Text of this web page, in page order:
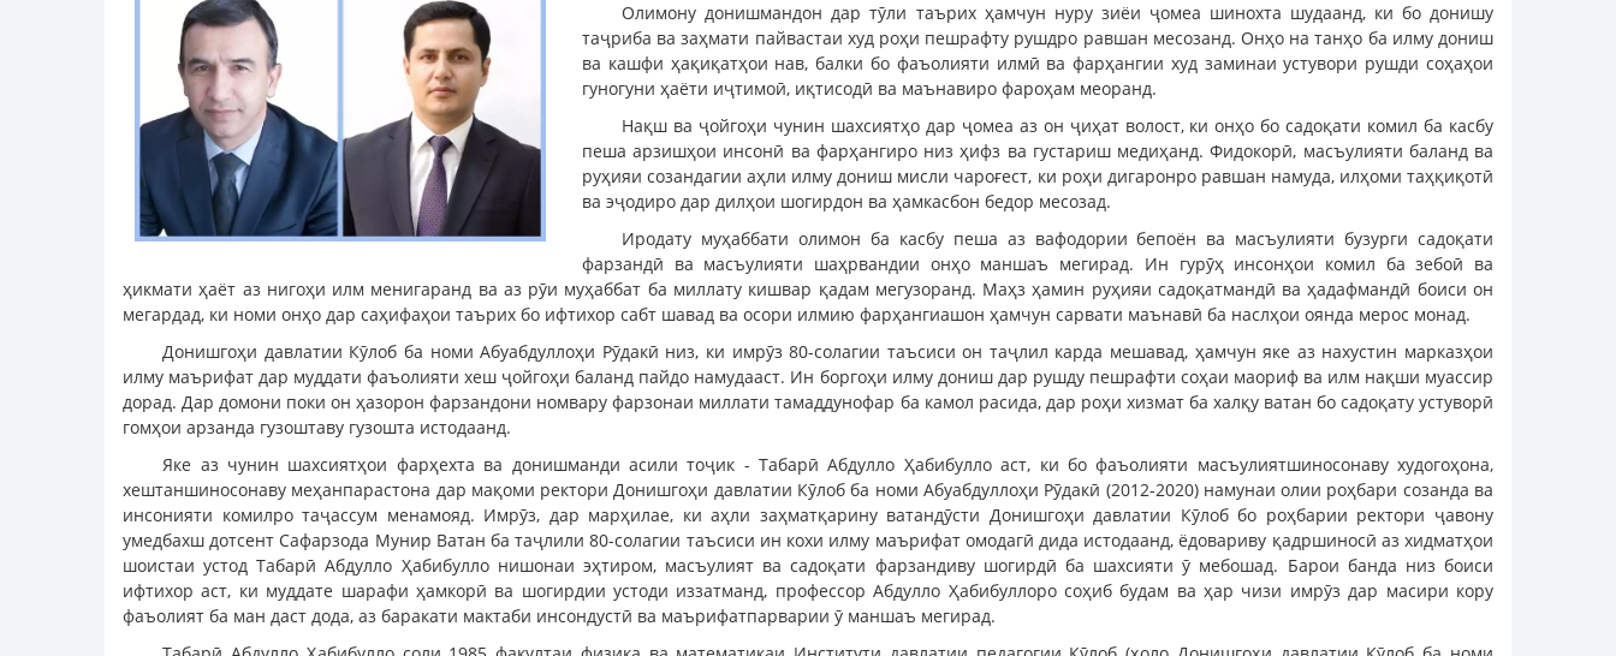
Олимону донишмандон дар тӯли таърих ҳамчун нуру зиёи ҷомеа шинохта шудаанд, ки бо донишу
таҷриба ва заҳмати пайвастаи худ роҳи пешрафту рушдро равшан месозанд. Онҳо на танҳо ба илму дониш
ва кашфи ҳақиқатҳои нав, балки бо фаъолияти илмӣ ва фарҳангии худ заминаи устувори рушди соҳаҳои
гуногуни ҳаёти иҷтимоӣ, иқтисодӣ ва маънавиро фароҳам меоранд.
Нақш ва ҷойгоҳи чунин шахсиятҳо дар ҷомеа аз он ҷиҳат волост, ки онҳо бо садоқати комил ба касбу
пеша арзишҳои инсонӣ ва фарҳангиро низ ҳифз ва густариш медиҳанд. Фидокорӣ, масъулияти баланд ва
руҳияи созандагии аҳли илму дониш мисли чароғест, ки роҳи дигаронро равшан намуда, илҳоми таҳқиқотӣ
ва эҷодиро дар дилҳои шогирдон ва ҳамкасбон бедор месозад.
Иродату муҳаббати олимон ба касбу пеша аз вафодории бепоён ва масъулияти бузурги садоқати
фарзандӣ ва масъулияти шаҳрвандии онҳо маншаъ мегирад. Ин гурӯҳ инсонҳои комил ба зебоӣ ва
ҳикмати ҳаёт аз нигоҳи илм менигаранд ва аз рӯи муҳаббат ба миллату кишвар қадам мегузоранд. Маҳз ҳамин руҳияи садоқатмандӣ ва ҳадафмандӣ боиси он
мегардад, ки номи онҳо дар саҳифаҳои таърих бо ифтихор сабт шавад ва осори илмию фарҳангиашон ҳамчун сарвати маънавӣ ба наслҳои оянда мерос монад.
Донишгоҳи давлатии Кӯлоб ба номи Абуабдуллоҳи Рӯдакӣ низ, ки имрӯз 80-солагии таъсиси он таҷлил карда мешавад, ҳамчун яке аз нахустин марказҳои
илму маърифат дар муддати фаъолияти хеш ҷойгоҳи баланд пайдо намудааст. Ин боргоҳи илму дониш дар рушду пешрафти соҳаи маориф ва илм нақши муассир
дорад. Дар домони поки он ҳазорон фарзандони номвару фарзонаи миллати тамаддунофар ба камол расида, дар роҳи хизмат ба халқу ватан бо садоқату устуворӣ
гомҳои арзанда гузоштаву гузошта истодаанд.
Яке аз чунин шахсиятҳои фарҳехта ва донишманди асили тоҷик - Табарӣ Абдулло Ҳабибулло аст, ки бо фаъолияти масъулиятшиносонаву худогоҳона,
хештаншиносонаву меҳанпарастона дар мақоми ректори Донишгоҳи давлатии Кӯлоб ба номи Абуабдуллоҳи Рӯдакӣ (2012-2020) намунаи олии роҳбари созанда ва
инсонияти комилро таҷассум менамояд. Имрӯз, дар марҳилае, ки аҳли заҳматқарину ватандӯсти Донишгоҳи давлатии Кӯлоб бо роҳбарии ректори ҷавону
умедбахш дотсент Сафарзода Мунир Ватан ба таҷлили 80-солагии таъсиси ин кохи илму маърифат омодагӣ дида истодаанд, ёдовариву қадршиносӣ аз хидматҳои
шоистаи устод Табарӣ Абдулло Ҳабибулло нишонаи эҳтиром, масъулият ва садоқати фарзандиву шогирдӣ ба шахсияти ӯ мебошад. Барои банда низ боиси
ифтихор аст, ки муддате шарафи ҳамкорӣ ва шогирдии устоди иззатманд, профессор Абдулло Ҳабибуллоро соҳиб будам ва ҳар чизи имрӯз дар масири кору
фаъолият ба ман даст дода, аз баракати мактаби инсондустӣ ва маърифатпарварии ӯ маншаъ мегирад.